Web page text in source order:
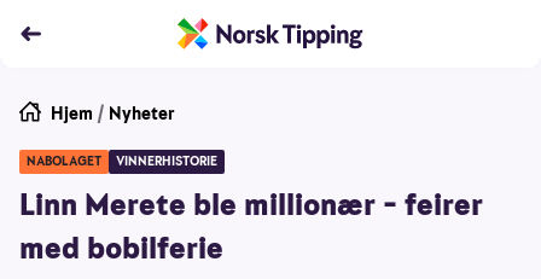
Hjem / Nyheter
NABOLAGET VINNERHISTORIE
Linn Merete ble millionær – feirer
med bobilferie